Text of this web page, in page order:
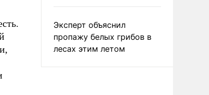
Эксперт объяснил
пропажу белых грибов в
лесах этим летом